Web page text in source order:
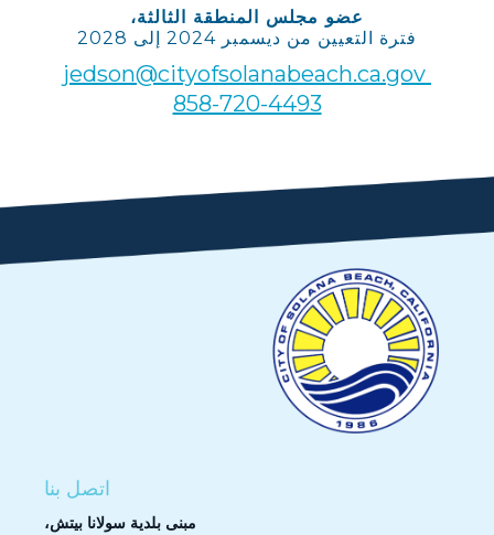
عضو مجلس المنطقة الثالثة،
فترة التعيين من ديسمبر 2024 إلى 2028
jedson@cityofsolanabeach.ca.gov
858-720-4493
اتصل بنا
مبنى بلدية سولانا بيتش،